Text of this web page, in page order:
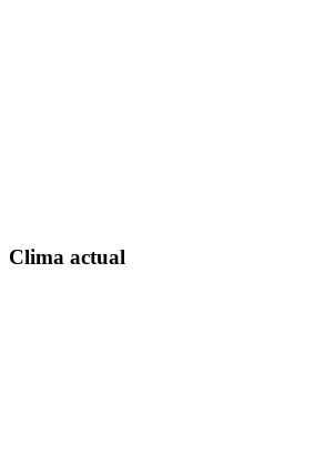
Clima actual